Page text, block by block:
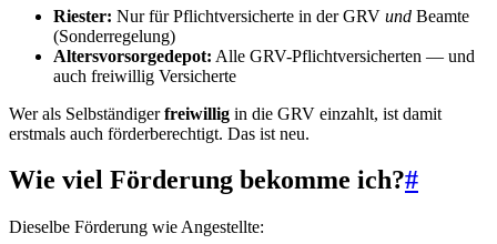
Riester: Nur für Pflichtversicherte in der GRV und Beamte
(Sonderregelung)
Altersvorsorgedepot: Alle GRV-Pflichtversicherten — und
auch freiwillig Versicherte
Wer als Selbständigerfreiwillig in die GRV einzahlt, ist damit
erstmals auch förderberechtigt. Das ist neu.
Wie viel Förderung bekomme ich?#
Dieselbe Förderung wie Angestellte: